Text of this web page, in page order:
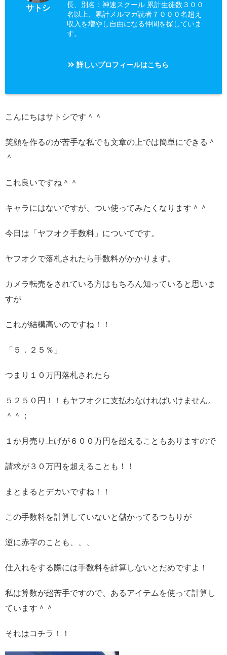
サトシ
長、別名：神速スクール 累計生徒数３００
名以上、累計メルマガ読者７０００名超え
収入を増やし自由になる仲間を探していま
す。
詳しいプロフィールはこちら
こんにちはサトシです＾＾
笑顔を作るのが苦手な私でも文章の上では簡単にできる＾
＾
これ良いですね＾＾
キャラにはないですが、つい使ってみたくなります＾＾
今日は「ヤフオク手数料」についてです。
ヤフオクで落札されたら手数料がかかります。
カメラ転売をされている方はもちろん知っていると思いま
すが
これが結構高いのですね！！
「５．２５％」
つまり１０万円落札されたら
５２５０円！！もヤフオクに支払わなければいけません。
＾＾；
１か月売り上げが６００万円を超えることもありますので
請求が３０万円を超えることも！！
まとまるとデカいですね！！
この手数料を計算していないと儲かってるつもりが
逆に赤字のことも、、、
仕入れをする際には手数料を計算しないとだめですよ！
私は算数が超苦手ですので、あるアイテムを使って計算し
ています＾＾
それはコチラ！！